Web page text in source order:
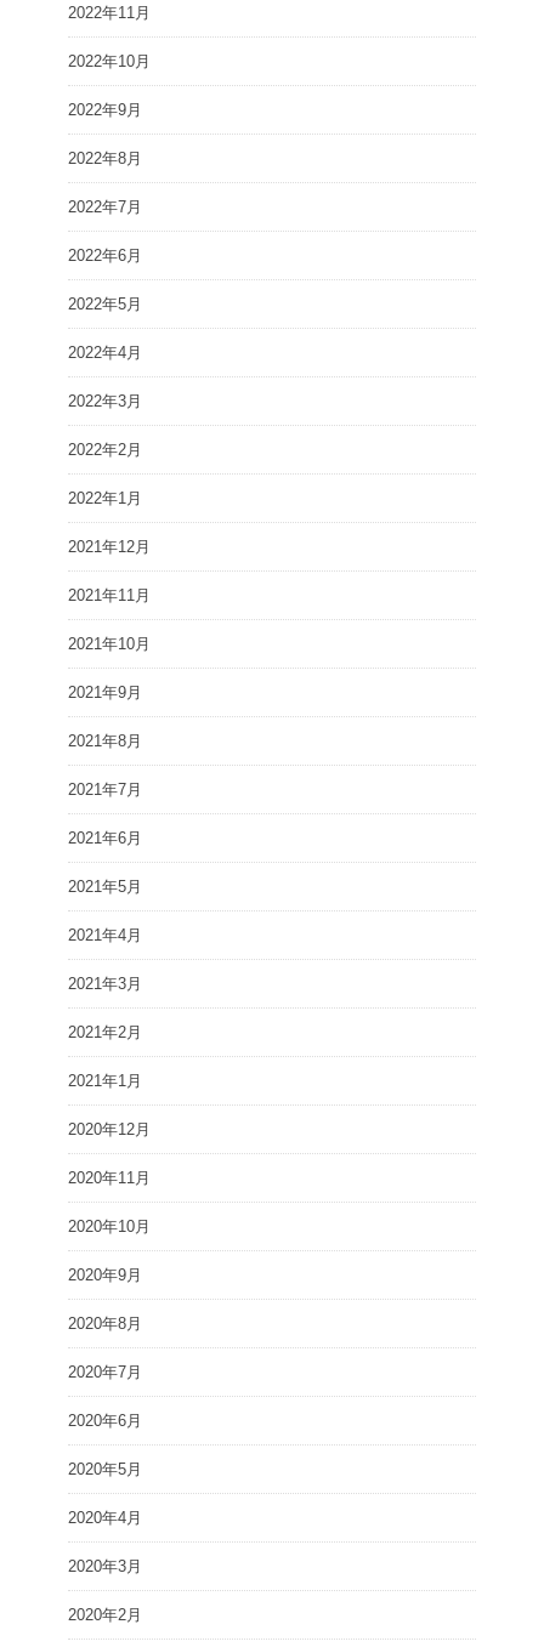
2022年11月
2022年10月
2022年9月
2022年8月
2022年7月
2022年6月
2022年5月
2022年4月
2022年3月
2022年2月
2022年1月
2021年12月
2021年11月
2021年10月
2021年9月
2021年8月
2021年7月
2021年6月
2021年5月
2021年4月
2021年3月
2021年2月
2021年1月
2020年12月
2020年11月
2020年10月
2020年9月
2020年8月
2020年7月
2020年6月
2020年5月
2020年4月
2020年3月
2020年2月